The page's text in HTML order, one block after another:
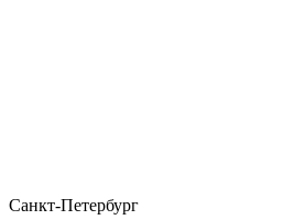
Санкт-Петербург